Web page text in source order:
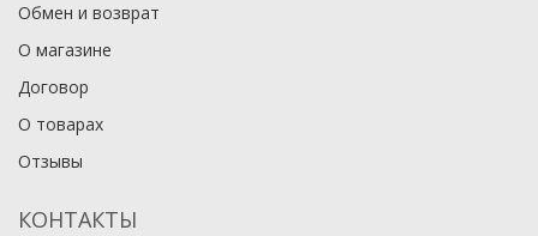
Обмен и возврат
О магазине
Договор
О товарах
Отзывы
КОНТАКТЫ